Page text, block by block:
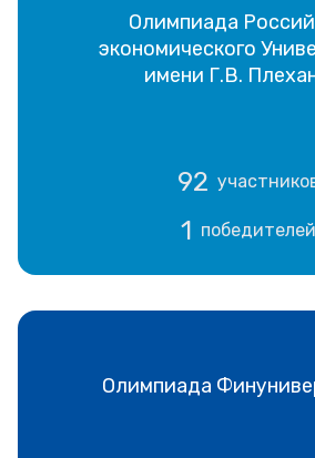
Олимпиада
экономического
имени Г.В.
92
1 победителей
Олимпиада